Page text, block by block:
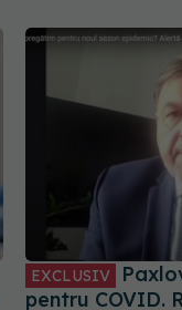
EXCLUSIV
pentru COVID.